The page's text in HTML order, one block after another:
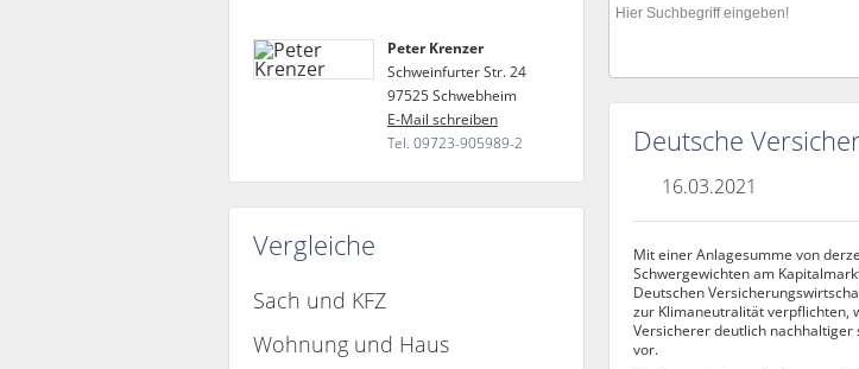
Peter Krenzer
Schweinfurter Str. 24
97525 Schwebheim
E-Mail schreiben
Tel. 09723-905989-2
Vergleiche
Sach und KFZ
Wohnung und Haus
Deutsche
16.03.2021
Mit einer Anlagesumme von
Schwergewichten am
Deutschen
zur Klimaneutralität verpflichten,
Versicherer deutlich nachhaltiger
vor.